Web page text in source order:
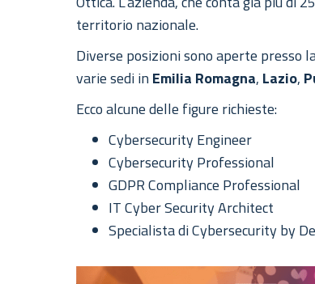
territorio nazionale.
Diverse posizioni sono aperte presso
varie sedi in Emilia Romagna, Lazio,
Ecco alcune delle figure richieste:
Cybersecurity Engineer
Cybersecurity Professional
GDPR Compliance Professional
IT Cyber Security Architect
Specialista di Cybersecurity by